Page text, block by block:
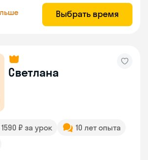
Выбрать время
Светлана
1590 ₽ за урок
10 лет опыта